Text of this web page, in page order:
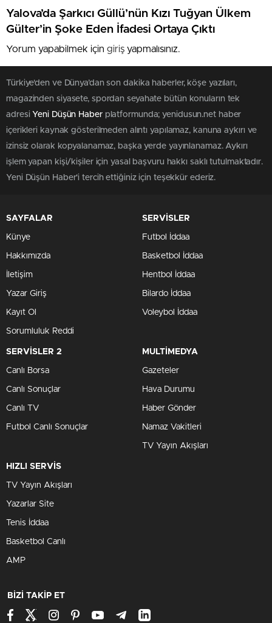
Yalova’da Şarkıcı Güllü’nün Kızı Tuğyan Ülkem
Gülter’in Şoke Eden İfadesi Ortaya Çıktı
Yorum yapabilmek için giriş yapmalısınız.
Türkiye'den ve Dünya’dan son dakika haberler, köşe yazıları,
magazinden siyasete, spordan seyahate bütün konuların tek
adresi Yeni Düşün Haberplatformunda; yenidusun.net haber
içerikleri kaynak gösterilmeden alıntı yapılamaz, kanuna aykırı ve
izinsiz olarak kopyalanamaz, başka yerde yayınlanamaz. Aykırı
işlem yapan kişi/kişiler için yasal başvuru hakkı saklı tutulmaktadır.
Yeni Düşün Haber'i tercih ettiğiniz için teşekkür ederiz.
SAYFALAR
Künye
Hakkımızda
İletişim
Yazar Giriş
Kayıt Ol
Sorumluluk Reddi
SERVİSLER
Futbol İddaa
Basketbol İddaa
Hentbol İddaa
Bilardo İddaa
Voleybol İddaa
SERVİSLER 2
Canlı Borsa
Canlı Sonuçlar
Canlı TV
Futbol Canlı Sonuçlar
MULTİMEDYA
Gazeteler
Hava Durumu
Haber Gönder
Namaz Vakitleri
TV Yayın Akışları
HIZLI SERVİS
TV Yayın Akışları
Yazarlar Site
Tenis İddaa
Basketbol Canlı
AMP
BİZİ TAKİP ET